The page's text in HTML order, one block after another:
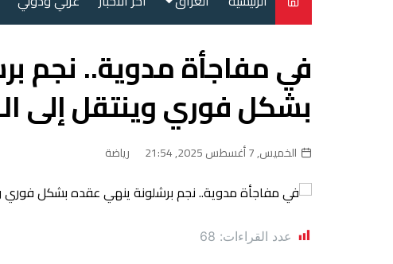
سياسة
محليات
في مفاجأة مدوية.. نجم
بشكل فوري وينتقل إلى
الخميس, 7 أغسطس 2025, 21:54 رياضة
عدد القراءات: 68